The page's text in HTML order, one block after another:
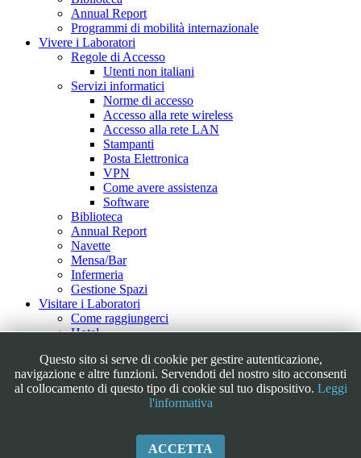
Annual Report
Programmi di mobilità internazionale
Vivere i Laboratori
Regole di Accesso
Utenti non italiani
Servizi informatici
Norme di accesso
Accesso alla rete wireless
Accesso alla rete LAN
Stampanti
Posta Elettronica
VPN
Come avere assistenza
Software
Biblioteca
Annual Report
Navette
Mensa/Bar
Infermeria
Gestione Spazi
Visitare i Laboratori
Come raggiungerci
Hotel
Tour Virtuale
Outreach
Educational
Iniziative/Eventi
Galleria Fotografica
Questo sito si serve di cookie per gestire autenticazione,
navigazione e altre funzioni. Servendoti del nostro sito acconsenti
al collocamento di questo tipo di cookie sul tuo dispositivo. Leggi
l'informativa
ACCETTA